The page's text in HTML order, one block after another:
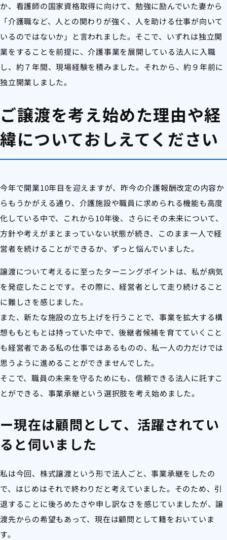
か、看護師の国家資格取得に向けて、勉強に励んでいた妻から
「介護職など、人との関わりが強く、人を助ける仕事が向いて
いるのではないか」と言われました。そこで、いずれは独立開
業をすることを前提に、介護事業を展開している法人に入職
し、約７年間、現場経験を積みました。それから、約９年前に
独立開業しました。
ご譲渡を考え始めた理由や経
緯についておしえてください
今年で開業10年目を迎えますが、昨今の介護報酬改定の内容か
らもうかがえる通り、介護施設や職員に求められる機能も高度
化している中で、これから10年後、さらにその未来について、
方針や考えがまとまっていない状態が続き、このまま一人で経
営者を続けることができるか、ずっと悩んでいました。
譲渡について考えるに至ったターニングポイントは、私が病気
を発症したことです。その際に、経営者として走り続けること
に難しさを感じました。
また、新たな施設の立ち上げを行うことで、事業を拡大する構
想ももともとは持っていた中で、後継者候補を育てていくこと
も経営者である私の仕事ではあるものの、私一人の力だけでは
思うように進めることができませんでした。
そこで、職員の未来を守るためにも、信頼できる法人に託すこ
とができる、事業承継という選択肢を考え始めました。
ー現在は顧問として、活躍されてい
ると伺いました
私は今回、株式譲渡という形で法人ごと、事業承継をしたの
で、はじめはそれで終わりだと考えていました。そのため、引
退することに後ろめたさや申し訳なさを感じていましたが、譲
渡先からの希望もあって、現在は顧問として籍をおいていま
す。